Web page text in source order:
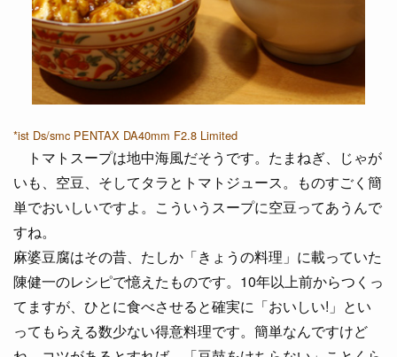
*ist Ds/smc PENTAX DA40mm F2.8 Limited
トマトスープは地中海風だそうです。たまねぎ、じゃが
いも、空豆、そしてタラとトマトジュース。ものすごく簡
単でおいしいですよ。こういうスープに空豆ってあうんで
すね。
麻婆豆腐はその昔、たしか「きょうの料理」に載っていた
陳健一のレシピで憶えたものです。10年以上前からつくっ
てますが、ひとに食べさせると確実に「おいしい!」とい
ってもらえる数少ない得意料理です。簡単なんですけど